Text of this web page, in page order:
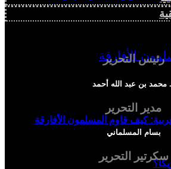
كيف قاوم المسلمون الأفارقة
رئيس التحرير
محمد بن عبد الله أحمد
مدير التحرير
بسام المسلماني
سكرتير التحرير